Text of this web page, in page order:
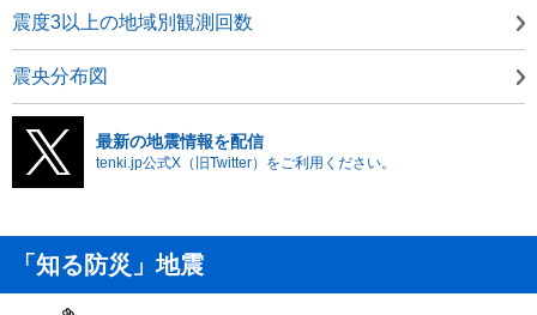
震度3以上の地域別観測回数
震央分布図
最新の地震情報を配信
tenki.jp公式X（旧Twitter）をご利用ください。
「知る防災」地震